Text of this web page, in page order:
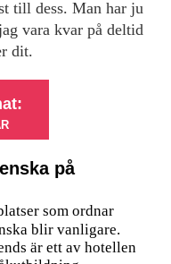
till dess. Man har ju
vara kvar på deltid
dit.
på
som ordnar
blir vanligare.
är ett av hotellen